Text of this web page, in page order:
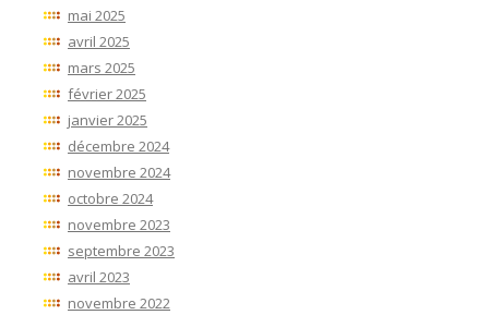
mai 2025
avril 2025
mars 2025
février 2025
janvier 2025
décembre 2024
novembre 2024
octobre 2024
novembre 2023
septembre 2023
avril 2023
novembre 2022